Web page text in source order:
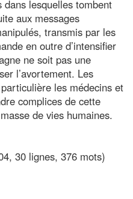
lesquelles tombent
aux messages
transmis par les
en outre d’intensifier
ne soit pas une
l’avortement. Les
les médecins et
complices de cette
de vies humaines.
30 lignes, 376 mots)